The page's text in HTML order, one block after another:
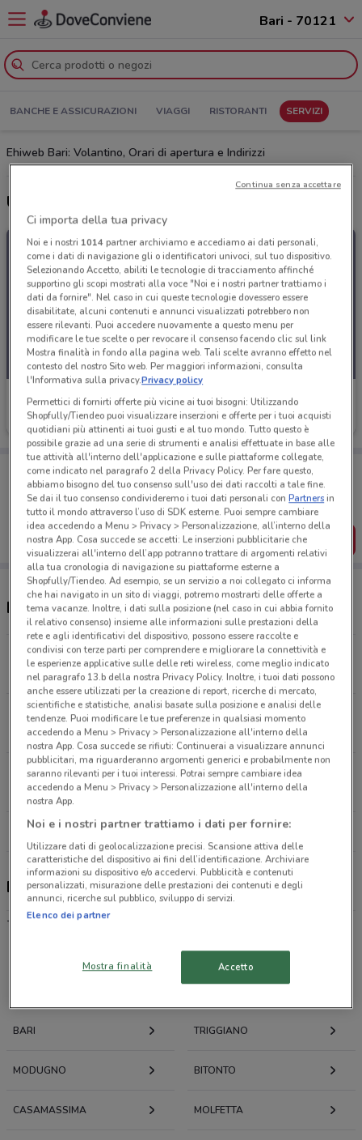
Bari - 70121
BANCHE E ASSICURAZIONI VIAGGI RISTORANTI SERVIZI
Ehiweb Bari: Volantino, Orari di apertura e Indirizzi
Ultime offerte del volantino Ehiweb
Ehiweb
Scade il 31/08 3.1 km
Porta DoveConviene sempre con te!
Puoi trovare le migliori offerte dei negozi vicino a te,
salvarle e creare la tua lista del risparmio, comodamente
dal tuo cellulare.
SCARICA L’APP
Negozi Ehiweb a Bari
Via Aurelio Carrante, 1/F Bari
3.1 km
Via Napoli, 363/G Bari
4.7 km
C.Da Lagogemolo Ii Trav., 31 Cassano Delle Murge
28.7 km
Tutti i negozi Ehiweb
Ehiweb, offerte e negozi
-
Offerte volantini e cataloghi per città nelle vicinanze
BARI TRIGGIANO
MODUGNO BITONTO
CASAMASSIMA MOLFETTA
Ci importa della tua privacy
Noi e i nostri 1014partner archiviamo e accediamo ai dati personali,
come i dati di navigazione gli o identificatori univoci, sul tuo dispositivo.
Selezionando Accetto, abiliti le tecnologie di tracciamento affinché
supportino gli scopi mostrati alla voce "Noi e i nostri partner trattiamo i
dati da fornire". Nel caso in cui queste tecnologie dovessero essere
disabilitate, alcuni contenuti e annunci visualizzati potrebbero non
essere rilevanti. Puoi accedere nuovamente a questo menu per
modificare le tue scelte o per revocare il consenso facendo clic sul link
Mostra finalità in fondo alla pagina web. Tali scelte avranno effetto nel
contesto del nostro Sito web. Per maggiori informazioni, consulta
l'Informativa sulla privacy.Privacy policy
Permettici di fornirti offerte più vicine ai tuoi bisogni: Utilizzando
Shopfully/Tiendeo puoi visualizzare inserzioni e offerte per i tuoi acquisti
quotidiani più attinenti ai tuoi gusti e al tuo mondo. Tutto questo è
possibile grazie ad una serie di strumenti e analisi effettuate in base alle
tue attività all'interno dell'applicazione e sulle piattaforme collegate,
come indicato nel paragrafo 2 della Privacy Policy. Per fare questo,
abbiamo bisogno del tuo consenso sull'uso dei dati raccolti a tale fine.
Se dai il tuo consenso condivideremo i tuoi dati personali conPartnersin
tutto il mondo attraverso l’uso di SDK esterne. Puoi sempre cambiare
idea accedendo a Menu > Privacy > Personalizzazione, all’interno della
nostra App. Cosa succede se accetti: Le inserzioni pubblicitarie che
visualizzerai all'interno dell’app potranno trattare di argomenti relativi
alla tua cronologia di navigazione su piattaforme esterne a
Shopfully/Tiendeo. Ad esempio, se un servizio a noi collegato ci informa
che hai navigato in un sito di viaggi, potremo mostrarti delle offerte a
tema vacanze. Inoltre, i dati sulla posizione (nel caso in cui abbia fornito
il relativo consenso) insieme alle informazioni sulle prestazioni della
rete e agli identificativi del dispositivo, possono essere raccolte e
condivisi con terze parti per comprendere e migliorare la connettività e
le esperienze applicative sulle delle reti wireless, come meglio indicato
nel paragrafo 13.b della nostra Privacy Policy. Inoltre, i tuoi dati possono
anche essere utilizzati per la creazione di report, ricerche di mercato,
scientifiche e statistiche, analisi basate sulla posizione e analisi delle
tendenze. Puoi modificare le tue preferenze in qualsiasi momento
accedendo a Menu > Privacy > Personalizzazione all'interno della
nostra App. Cosa succede se rifiuti: Continuerai a visualizzare annunci
pubblicitari, ma riguarderanno argomenti generici e probabilmente non
saranno rilevanti per i tuoi interessi. Potrai sempre cambiare idea
accedendo a Menu > Privacy > Personalizzazione all'interno della
nostra App.
Noi e i nostri partner trattiamo i dati per fornire:
Utilizzare dati di geolocalizzazione precisi. Scansione attiva delle
caratteristiche del dispositivo ai fini dell’identificazione. Archiviare
informazioni su dispositivo e/o accedervi. Pubblicità e contenuti
personalizzati, misurazione delle prestazioni dei contenuti e degli
annunci, ricerche sul pubblico, sviluppo di servizi.
Elenco dei partner
Mostra finalità Accetto
Continua senza accettare